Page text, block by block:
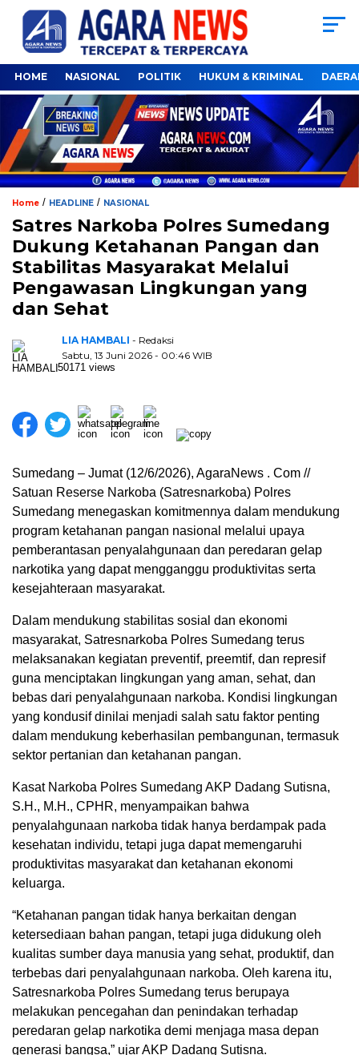
HOME NASIONAL POLITIK HUKUM & KRIMINAL
Home / HEADLINE / NASIONAL
Satres Narkoba Polres Sumedang
Dukung Ketahanan Pangan dan
Stabilitas Masyarakat Melalui
Pengawasan Lingkungan yang
dan Sehat
LIA HAMBALI - Redaksi
Sabtu, 13 Juni 2026 - 00:46 WIB
50171 views
Sumedang – Jumat (12/6/2026), AgaraNews . Com //
Satuan Reserse Narkoba (Satresnarkoba) Polres
Sumedang menegaskan komitmennya dalam mendukung
program ketahanan pangan nasional melalui upaya
pemberantasan penyalahgunaan dan peredaran gelap
narkotika yang dapat mengganggu produktivitas serta
kesejahteraan masyarakat.
Dalam mendukung stabilitas sosial dan ekonomi
masyarakat, Satresnarkoba Polres Sumedang terus
melaksanakan kegiatan preventif, preemtif, dan represif
guna menciptakan lingkungan yang aman, sehat, dan
bebas dari penyalahgunaan narkoba. Kondisi lingkungan
yang kondusif dinilai menjadi salah satu faktor penting
dalam mendukung keberhasilan pembangunan, termasuk
sektor pertanian dan ketahanan pangan.
Kasat Narkoba Polres Sumedang AKP Dadang Sutisna,
S.H., M.H., CPHR, menyampaikan bahwa
penyalahgunaan narkoba tidak hanya berdampak pada
kesehatan individu, tetapi juga dapat memengaruhi
produktivitas masyarakat dan ketahanan ekonomi
keluarga.
“Ketahanan pangan tidak hanya berkaitan dengan
ketersediaan bahan pangan, tetapi juga didukung oleh
kualitas sumber daya manusia yang sehat, produktif, dan
terbebas dari penyalahgunaan narkoba. Oleh karena itu,
Satresnarkoba Polres Sumedang terus berupaya
melakukan pencegahan dan penindakan terhadap
peredaran gelap narkotika demi menjaga masa depan
generasi bangsa,” ujar AKP Dadang Sutisna.